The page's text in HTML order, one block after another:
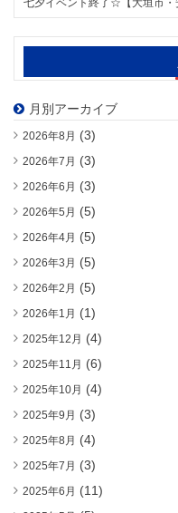
月別アーカイブ
2026年8月 (3)
2026年7月 (3)
2026年6月 (3)
2026年5月 (5)
2026年4月 (5)
2026年3月 (5)
2026年2月 (5)
2026年1月 (1)
2025年12月 (4)
2025年11月 (6)
2025年10月 (4)
2025年9月 (3)
2025年8月 (4)
2025年7月 (3)
2025年6月 (11)